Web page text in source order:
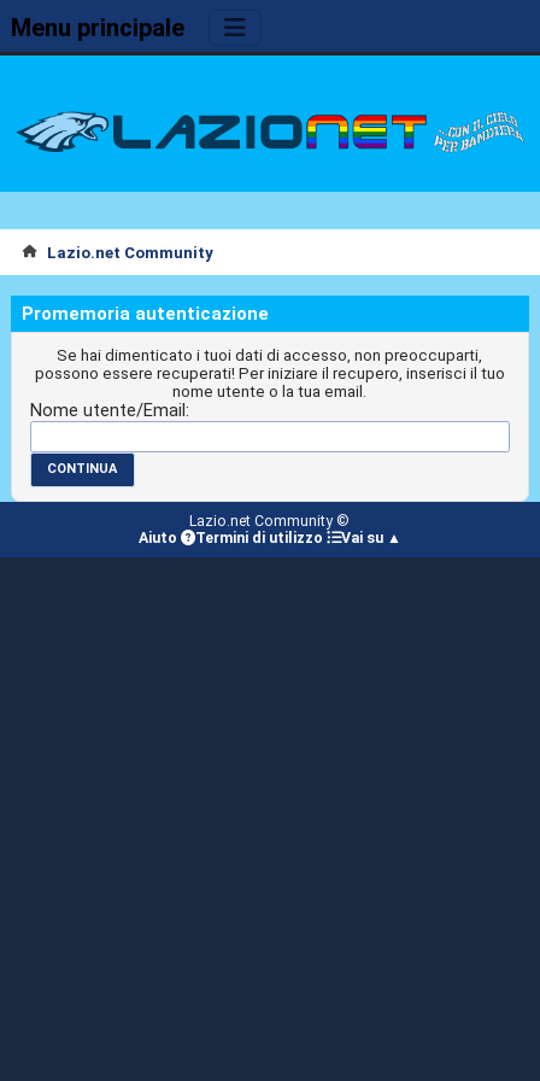
Menu principale
Lazio.net Community
Promemoria autenticazione
Se hai dimenticato i tuoi dati di accesso, non preoccuparti,
possono essere recuperati! Per iniziare il recupero, inserisci il tuo
nome utente o la tua email.
Nome utente/Email:
Lazio.net Community ©
Aiuto
Termini di utilizzo Vai su ▲